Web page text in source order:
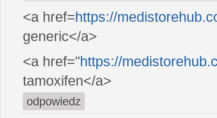
<a href=https://
generic</a>
<a href="https://
tamoxifen</a>
odpowiedz